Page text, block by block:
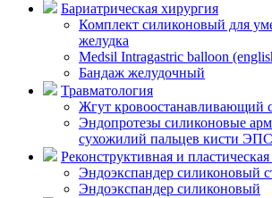
Бариатрическая хирургия
Комплект силиконовый для
желудка
Medsil Intragastric balloon
Бандаж желудочный
Травматология
Жгут кровоостанавливающий
Эндопротезы силиконовые
сухожилий пальцев кисти
Реконструктивная и
Эндоэкспандер силиконовый
Эндоэкспандер силиконовый